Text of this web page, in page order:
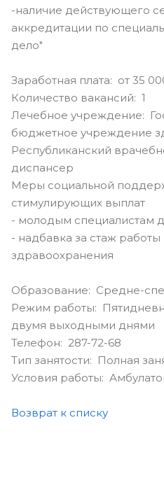
-наличие действующего
аккредитации по
дело"
Заработная плата: от 35
Количество вакансий: 1
Лечебное учреждение:
бюджетное учреждение
Республиканский
диспансер
Меры социальной
стимулирующих выплат
- молодым специалистам
- надбавка за стаж
здравоохранения
Образование: Средне-
Режим работы:
двумя выходными днями
Телефон: 287-72-68
Тип занятости: Полная
Условия работы:
Возврат к списку